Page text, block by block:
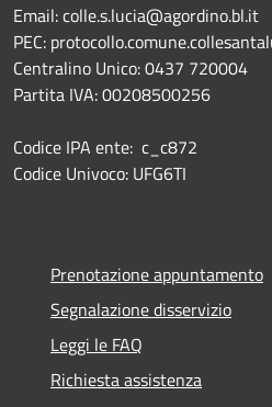
Email: colle.s.lucia@agordino.bl.it
PEC:
Centralino Unico: 0437 720004
Partita IVA: 00208500256
Codice IPA ente: c_c872
Codice Univoco: UFG6TI
Prenotazione appuntamento
Segnalazione disservizio
Leggi le FAQ
Richiesta assistenza